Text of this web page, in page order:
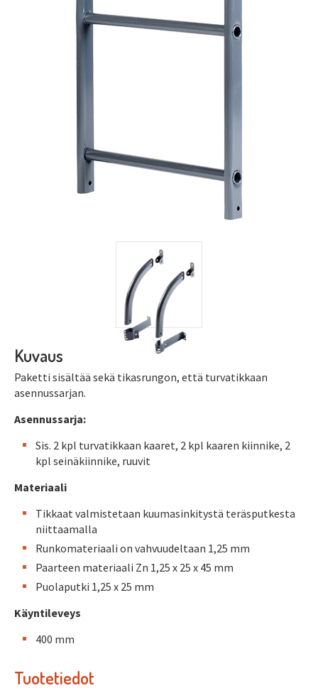
Kuvaus
Paketti sisältää sekä tikasrungon, että turvatikkaan
asennussarjan.
Asennussarja:
Sis. 2 kpl turvatikkaan kaaret, 2 kpl kaaren kiinnike, 2
kpl seinäkiinnike, ruuvit
Materiaali
Tikkaat valmistetaan kuumasinkitystä teräsputkesta
niittaamalla
Runkomateriaali on vahvuudeltaan 1,25 mm
Paarteen materiaali Zn 1,25 x 25 x 45 mm
Puolaputki 1,25 x 25 mm
Käyntileveys
400 mm
Tuotetiedot